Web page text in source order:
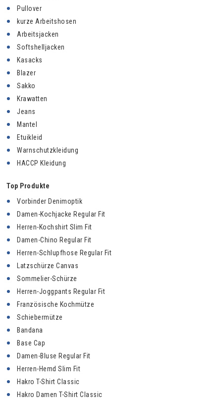
Pullover
kurze Arbeitshosen
Arbeitsjacken
Softshelljacken
Kasacks
Blazer
Sakko
Krawatten
Jeans
Mantel
Etuikleid
Warnschutzkleidung
HACCP Kleidung
Top Produkte
Vorbinder Denimoptik
Damen-Kochjacke Regular Fit
Herren-Kochshirt Slim Fit
Damen-Chino Regular Fit
Herren-Schlupfhose Regular Fit
Latzschürze Canvas
Sommelier-Schürze
Herren-Joggpants Regular Fit
Französische Kochmütze
Schiebermütze
Bandana
Base Cap
Damen-Bluse Regular Fit
Herren-Hemd Slim Fit
Hakro T-Shirt Classic
Hakro Damen T-Shirt Classic